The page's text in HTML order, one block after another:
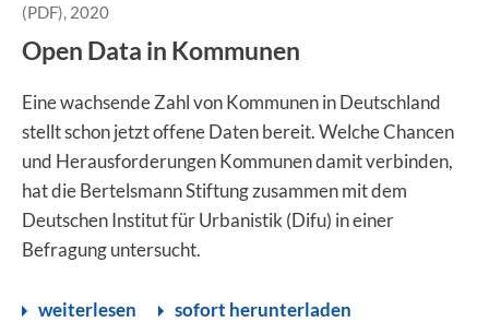
(PDF), 2020
Open Data in Kommunen
Eine wachsende Zahl von Kommunen in Deutschland
stellt schon jetzt offene Daten bereit. Welche Chancen
und Herausforderungen Kommunen damit verbinden,
hat die Bertelsmann Stiftung zusammen mit dem
Deutschen Institut für Urbanistik (Difu) in einer
Befragung untersucht.
weiterlesen sofort herunterladen